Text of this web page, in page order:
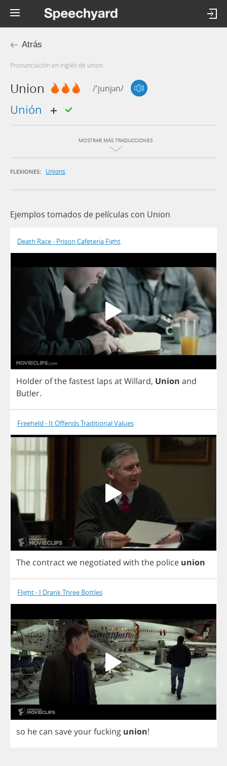
Atrás
Pronunciación en inglés de union
Union /'junjən/
unión
MOSTRAR MÁS TRADUCCIONES
FLEXIONES: Unions
Ejemplos tomados de películas con Union
Death Race - Prison Cafeteria Fight
Holder ofthefastest laps atWillard, Union and
Butler.
Freeheld - It Offends Traditional Values
The contractwe negotiated with the police union
Flight - I Drank Three Bottles
so he can saveyourfucking union!